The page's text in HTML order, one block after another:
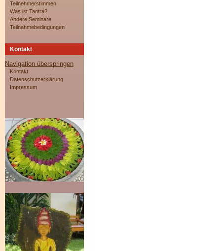
Teilnehmerstimmen
Was ist Tantra?
Andere Seminare
Teilnahmebedingungen
Kontakt
Navigation überspringen
Kontakt
Datenschutzerklärung
Impressum